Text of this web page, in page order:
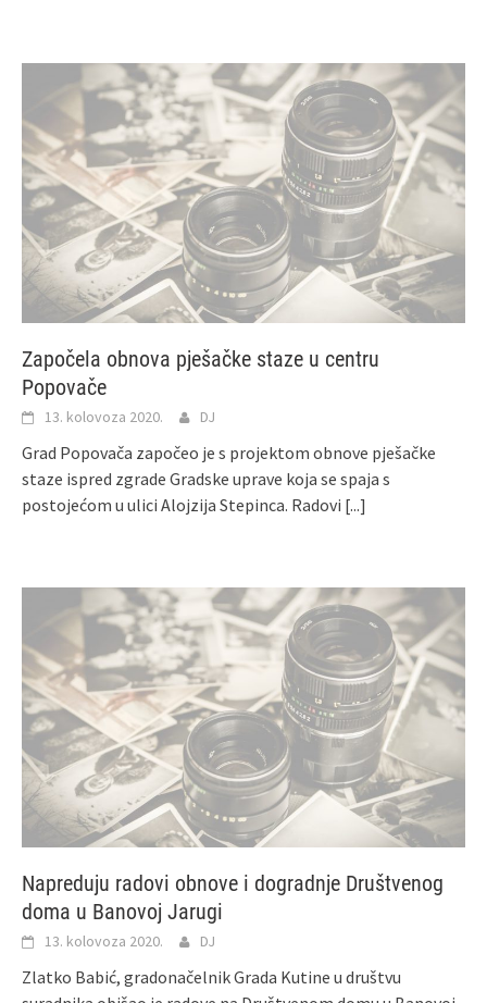
Započela obnova pješačke staze u centru
Popovače
13. kolovoza 2020. DJ
Grad Popovača započeo je s projektom obnove pješačke
staze ispred zgrade Gradske uprave koja se spaja s
postojećom u ulici Alojzija Stepinca. Radovi [...]
Napreduju radovi obnove i dogradnje Društvenog
doma u Banovoj Jarugi
13. kolovoza 2020. DJ
Zlatko Babić, gradonačelnik Grada Kutine u društvu